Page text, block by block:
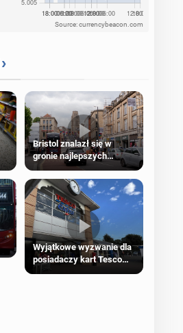
Source: currencybeacon.com
›
Bristol znalazł się w
gronie najlepszych
kierunków podróży na
świecie
Wyjątkowe wyzwanie dla
posiadaczy kart Tesco
Clubcard!